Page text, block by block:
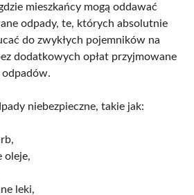
mieszkańcy mogą oddawać
odpady, te, których absolutnie
do zwykłych pojemników na
dodatkowych opłat przyjmowane
niebezpieczne, takie jak:
oleje,
leki,